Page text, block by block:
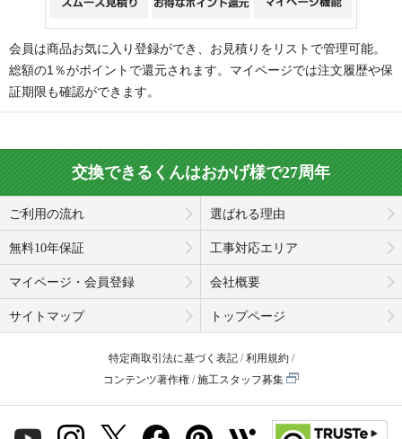
会員は商品お気に入り登録ができ、お見積りをリストで管理可能。
総額の1％がポイントで還元されます。マイページでは注文履歴や保
証期限も確認ができます。
交換できるくんはおかげ様で27周年
ご利用の流れ 選ばれる理由
無料10年保証 工事対応エリア
マイページ・会員登録 会社概要
サイトマップ トップページ
特定商取引法に基づく表記
利用規約
コンテンツ著作権
施工スタッフ募集